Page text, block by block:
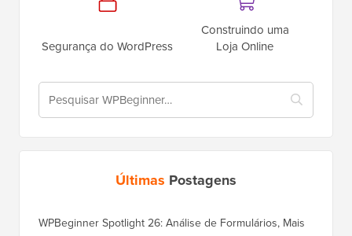
Segurança do WordPress
Construindo uma
Loja Online
Últimas Postagens
WPBeginner Spotlight 26: Análise de Formulários, Mais